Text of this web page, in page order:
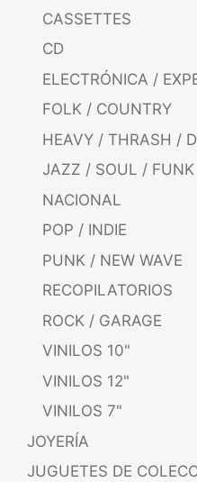
CASSETTES
CD
ELECTRÓNICA /
FOLK / COUNTRY
HEAVY / THRASH /
JAZZ / SOUL / FUNK
NACIONAL
POP / INDIE
PUNK / NEW WAVE
RECOPILATORIOS
ROCK / GARAGE
VINILOS 10"
VINILOS 12"
VINILOS 7"
JOYERÍA
JUGUETES DE